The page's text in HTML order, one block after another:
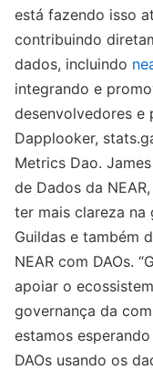
está fazendo isso
contribuindo
dados, incluindo
integrando e
desenvolvedores e
Dapplooker,
Metrics Dao.
de Dados da
ter mais clareza na
Guildas e também
NEAR com DAOs.
apoiar o
governança da
estamos
DAOs usando os